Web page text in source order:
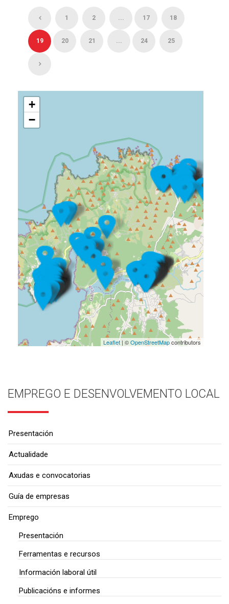
1 2 ... 17 18
19 20 21 ... 24 25
+
−
Leaflet| ©OpenStreetMapcontributors
EMPREGO E DESENVOLVEMENTO LOCAL
Presentación
Actualidade
Axudas e convocatorias
Guía de empresas
Emprego
Presentación
Ferramentas e recursos
Información laboral útil
Publicacións e informes